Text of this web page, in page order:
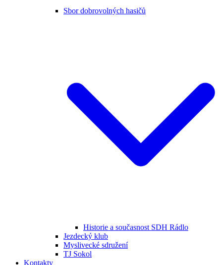
Sbor dobrovolných hasičů
Historie a současnost SDH Rádlo
Jezdecký klub
Myslivecké sdružení
TJ Sokol
Kontakty